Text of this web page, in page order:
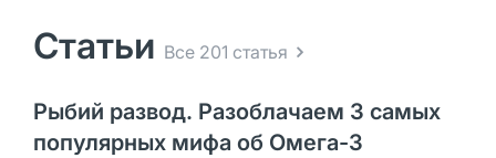
Статьи Все 201 статья
Рыбий развод. Разоблачаем 3 самых
популярных мифа об Омега-3